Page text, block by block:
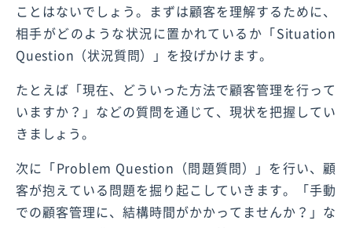
ことはないでしょう。まずは顧客を理解するために、
相手がどのような状況に置かれているか「Situation
Question（状況質問）」を投げかけます。
たとえば「現在、どういった方法で顧客管理を行って
いますか？」などの質問を通じて、現状を把握してい
きましょう。
次に「Problem Question（問題質問）」を行い、顧
客が抱えている問題を掘り起こしていきます。「手動
での顧客管理に、結構時間がかかってませんか？」な